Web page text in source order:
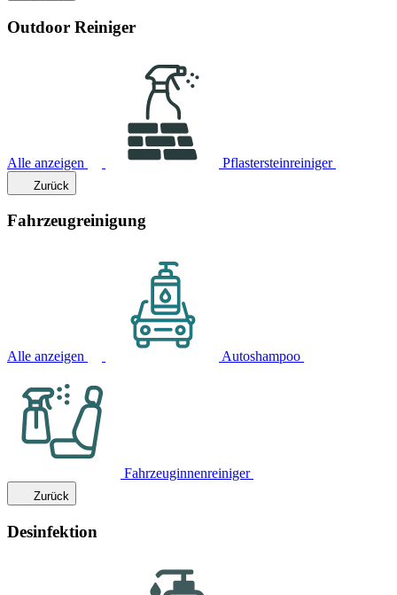
Outdoor Reiniger
Alle anzeigen Pflastersteinreiniger
Zurück
Fahrzeugreinigung
Alle anzeigen Autoshampoo
Fahrzeuginnenreiniger
Zurück
Desinfektion